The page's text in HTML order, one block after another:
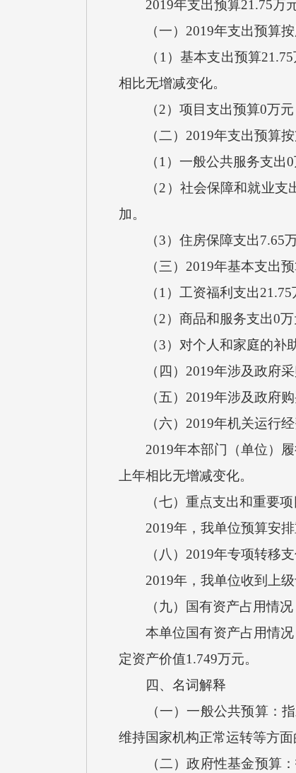
2019年支出预算21.75万元
（一）2019年支出预算按
（1）基本支出预算21.75
相比无增减变化。
（2）项目支出预算0万元
（二）2019年支出预算按
（1）一般公共服务支出0
（2）社会保障和就业支出
加。
（3）住房保障支出7.65万
（三）2019年基本支出预
（1）工资福利支出21.75
（2）商品和服务支出0万
（3）对个人和家庭的补助
（四）2019年涉及政府采
（五）2019年涉及政府购
（六）2019年机关运行经
2019年本部门（单位）履
上年相比无增减变化。
（七）重点支出和重要项
2019年，我单位预算安排
（八）2019年专项转移支
2019年，我单位收到上级
（九）国有资产占用情况
本单位国有资产占用情况
定资产价值1.749万元。
四、名词解释
（一）一般公共预算：指
维持国家机构正常运转等方面
（二）政府性基金预算：